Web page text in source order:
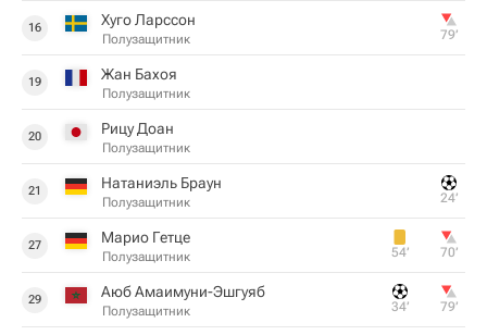
16 Хуго Ларссон
Полузащитник 79‎’‎
19 Жан Бахоя
Полузащитник
20 Рицу Доан
Полузащитник
21 Натаниэль Браун
Полузащитник 24‎’‎
27 Марио Гетце
Полузащитник 54‎’‎ 70‎’‎
29 Аюб Амаимуни-Эшгуяб
Полузащитник 34‎’‎ 79‎’‎